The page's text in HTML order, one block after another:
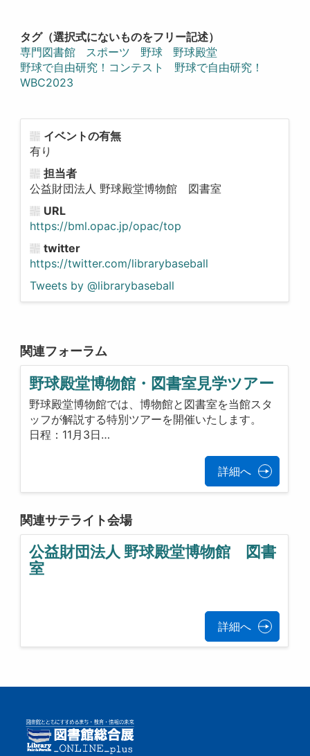
タグ（選択式にないものをフリー記述）
専門図書館
スポーツ 野球
野球殿堂
野球で自由研究！コンテスト
野球で自由研究！
WBC2023
イベントの有無
有り
担当者
公益財団法人 野球殿堂博物館 図書室
URL
https://bml.opac.jp/opac/top
twitter
https://twitter.com/librarybaseball
Tweets by @librarybaseball
関連フォーラム
野球殿堂博物館・図書室見学ツアー
野球殿堂博物館では、博物館と図書室を当館スタ
ッフが解説する特別ツアーを開催いたします。
日程：11月3日…
詳細へ
関連サテライト会場
公益財団法人 野球殿堂博物館 図書
室
詳細へ